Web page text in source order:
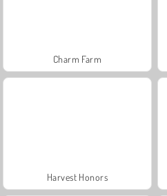
Charm Farm
Harvest Honors